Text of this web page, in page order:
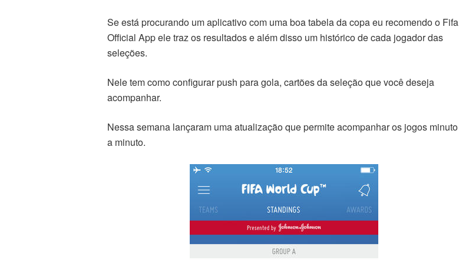
Se está procurando um aplicativo com uma boa tabela da copa eu recomendo o Fifa
Official App ele traz os resultados e além disso um histórico de cada jogador das
seleções.
Nele tem como configurar push para gola, cartões da seleção que você deseja
acompanhar.
Nessa semana lançaram uma atualização que permite acompanhar os jogos minuto
a minuto.